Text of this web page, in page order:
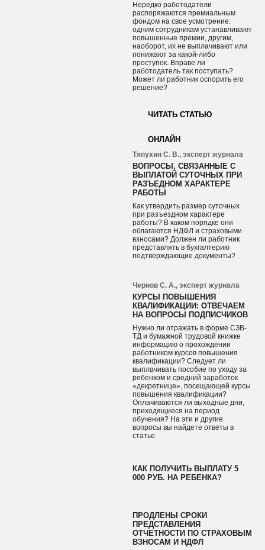
Нередко работодатели
распоряжаются премиальным
фондом на свое усмотрение:
одним сотрудникам устанавливают
повышенные премии, другим,
наоборот, их не выплачивают или
понижают за какой-либо
проступок. Вправе ли
работодатель так поступать?
Может ли работник оспорить его
решение?
ЧИТАТЬ СТАТЬЮ
ОНЛАЙН
Тяпухин С. В., эксперт журнала
ВОПРОСЫ, СВЯЗАННЫЕ С
ВЫПЛАТОЙ СУТОЧНЫХ ПРИ
РАЗЪЕДНОМ ХАРАКТЕРЕ
РАБОТЫ
Как утвердить размер суточных
при разъездном характере
работы? В каком порядке они
облагаются НДФЛ и страховыми
взносами? Должен ли работник
представлять в бухгалтерию
подтверждающие документы?
Чернов С. А., эксперт журнала
КУРСЫ ПОВЫШЕНИЯ
КВАЛИФИКАЦИИ: ОТВЕЧАЕМ
НА ВОПРОСЫ ПОДПИСЧИКОВ
Нужно ли отражать в форме СЗВ-
ТД и бумажной трудовой книжке
информацию о прохождении
работником курсов повышения
квалификации? Следует ли
выплачивать пособие по уходу за
ребенком и средний заработок
«декретнице», посещающей курсы
повышения квалификации?
Оплачиваются ли выходные дни,
приходящиеся на период
обучения? На эти и другие
вопросы вы найдете ответы в
статье.
КАК ПОЛУЧИТЬ ВЫПЛАТУ 5
000 РУБ. НА РЕБЕНКА?
ПРОДЛЕНЫ СРОКИ
ПРЕДСТАВЛЕНИЯ
ОТЧЕТНОСТИ ПО СТРАХОВЫМ
ВЗНОСАМ И НДФЛ